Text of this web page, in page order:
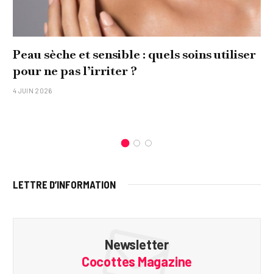
Peau sèche et sensible : quels soins utiliser
pour ne pas l’irriter ?
4 JUIN 2026
LETTRE D’INFORMATION
Newsletter
Cocottes Magazine